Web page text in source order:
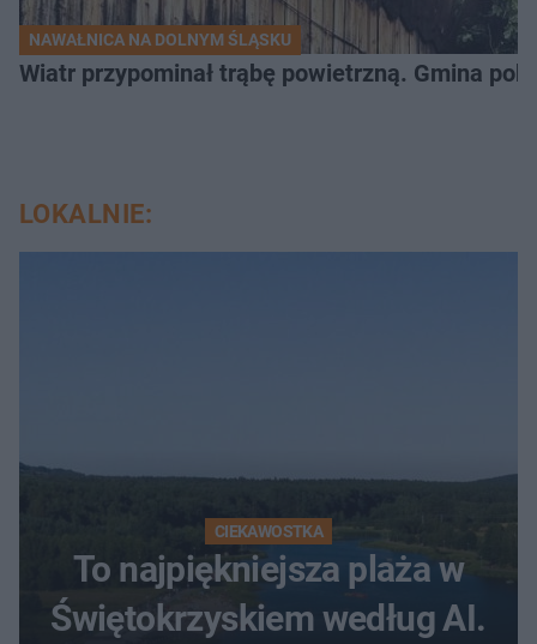
NAWAŁNICA NA DOLNYM ŚLĄSKU
Wiatr przypominał trąbę powietrzną. Gmina
LOKALNIE:
CIEKAWOSTKA
To najpiękniejsza plaża w
Świętokrzyskiem według AI.